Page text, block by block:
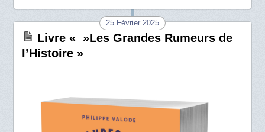
25 Février 2025
Livre « »Les Grandes Rumeurs de
l’Histoire »